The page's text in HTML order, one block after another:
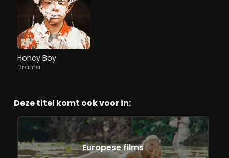
Honey Boy
Drama
Deze titel komt ook voor in:
Europese films